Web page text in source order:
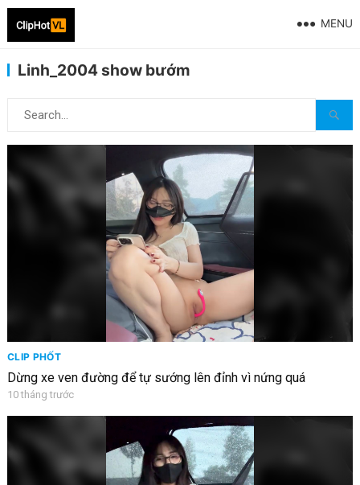
MENU
Linh_2004 show bướm
CLIP PHỐT
Dừng xe ven đường để tự sướng lên đỉnh vì nứng quá
10 tháng trước